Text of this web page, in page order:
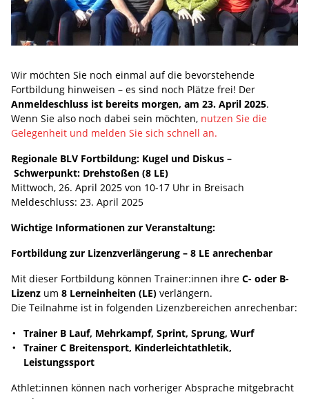
Wir möchten Sie noch einmal auf die bevorstehende
Fortbildung hinweisen – es sind noch Plätze frei! Der
Anmeldeschluss ist bereits morgen, am 23. April 2025.
Wenn Sie also noch dabei sein möchten, nutzen Sie die
Gelegenheit und melden Sie sich schnell an.
Regionale BLV Fortbildung: Kugel und Diskus –
Schwerpunkt: Drehstoßen (8 LE)
Mittwoch, 26. April 2025 von 10-17 Uhr in Breisach
Meldeschluss: 23. April 2025
Wichtige Informationen zur Veranstaltung:
Fortbildung zur Lizenzverlängerung – 8 LE anrechenbar
Mit dieser Fortbildung können Trainer:innen ihre C- oder B-
Lizenz um 8 Lerneinheiten (LE) verlängern.
Die Teilnahme ist in folgenden Lizenzbereichen anrechenbar:
Trainer B Lauf, Mehrkampf, Sprint, Sprung, Wurf
Trainer C Breitensport, Kinderleichtathletik,
Leistungssport
Athlet:innen können nach vorheriger Absprache mitgebracht